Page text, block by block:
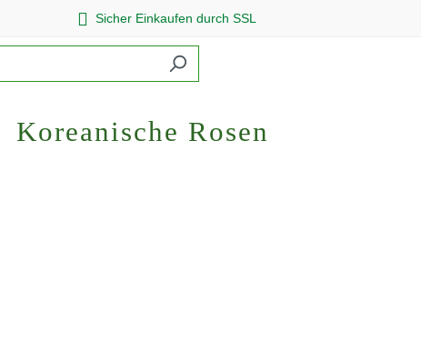
Sicher Einkaufen durch SSL
Koreanische Rosen